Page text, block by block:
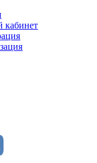
кабинет